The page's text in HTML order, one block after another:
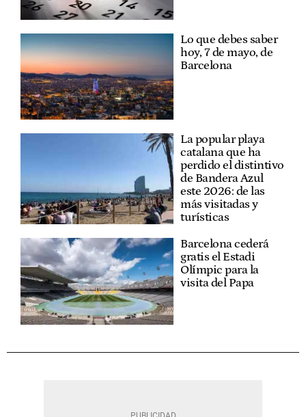
Lo que debes saber
hoy, 7 de mayo, de
Barcelona
La popular playa
catalana que ha
perdido el distintivo
de Bandera Azul
este 2026: de las
más visitadas y
turísticas
Barcelona cederá
gratis el Estadi
Olímpic para la
visita del Papa